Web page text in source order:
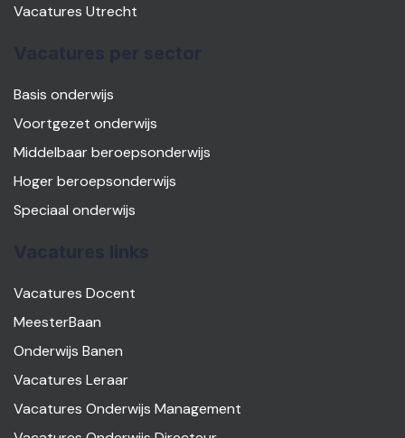
Vacatures Utrecht
Basis onderwijs
Voortgezet onderwijs
Middelbaar beroepsonderwijs
Hoger beroepsonderwijs
Speciaal onderwijs
Vacatures Docent
MeesterBaan
Onderwijs Banen
Vacatures Leraar
Vacatures Onderwijs Management